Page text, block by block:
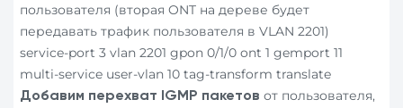
пользователя (вторая ONT на дереве будет
передавать трафик пользователя в VLAN 2201)
service-port 3 vlan 2201 gpon 0/1/0 ont 1 gemport 11
multi-service user-vlan 10 tag-transform translate
Добавим перехват IGMP пакетов от пользователя,